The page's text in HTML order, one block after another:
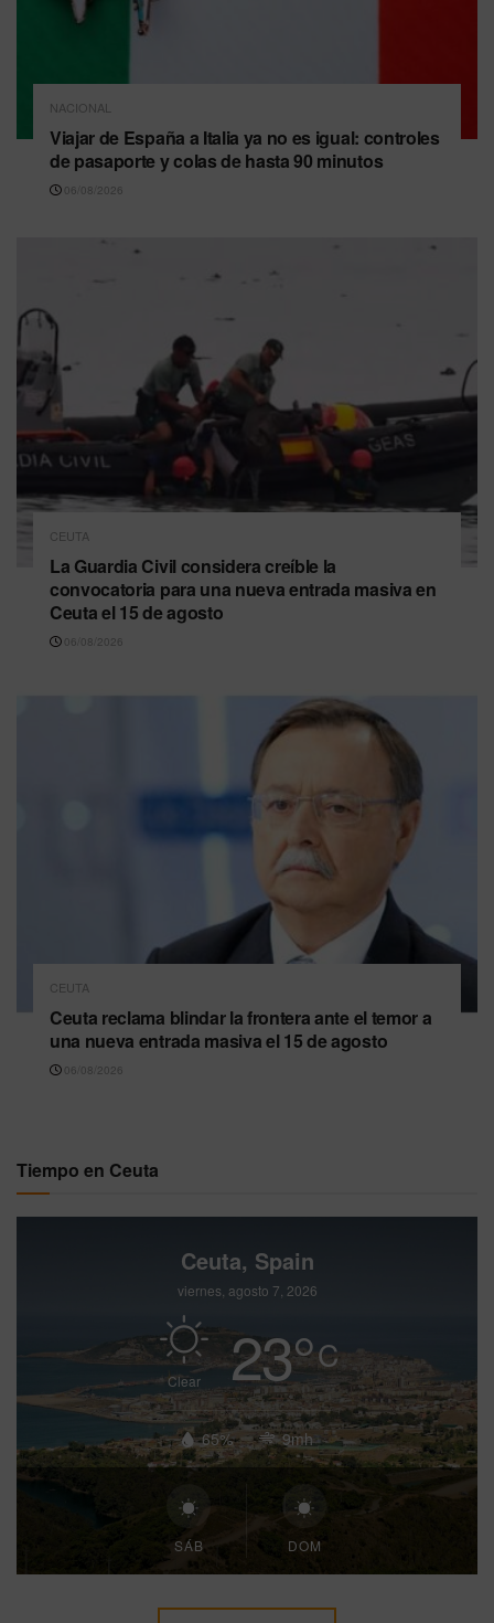
NACIONAL
Viajar de España a Italia ya no es igual: controles
de pasaporte y colas de hasta 90 minutos
06/08/2026
CEUTA
La Guardia Civil considera creíble la
convocatoria para una nueva entrada masiva en
Ceuta el 15 de agosto
06/08/2026
CEUTA
Ceuta reclama blindar la frontera ante el temor a
una nueva entrada masiva el 15 de agosto
06/08/2026
Tiempo en Ceuta
Ceuta, Spain
viernes, agosto 7, 2026
Clear 23°C
65% 9mh
SÁB DOM